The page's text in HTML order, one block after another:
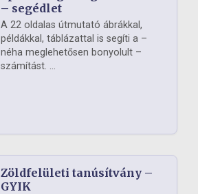
– segédlet
A 22 oldalas útmutató ábrákkal,
példákkal, táblázattal is segíti a –
néha meglehetősen bonyolult –
számítást. ...
Zöldfelületi tanúsítvány –
GYIK